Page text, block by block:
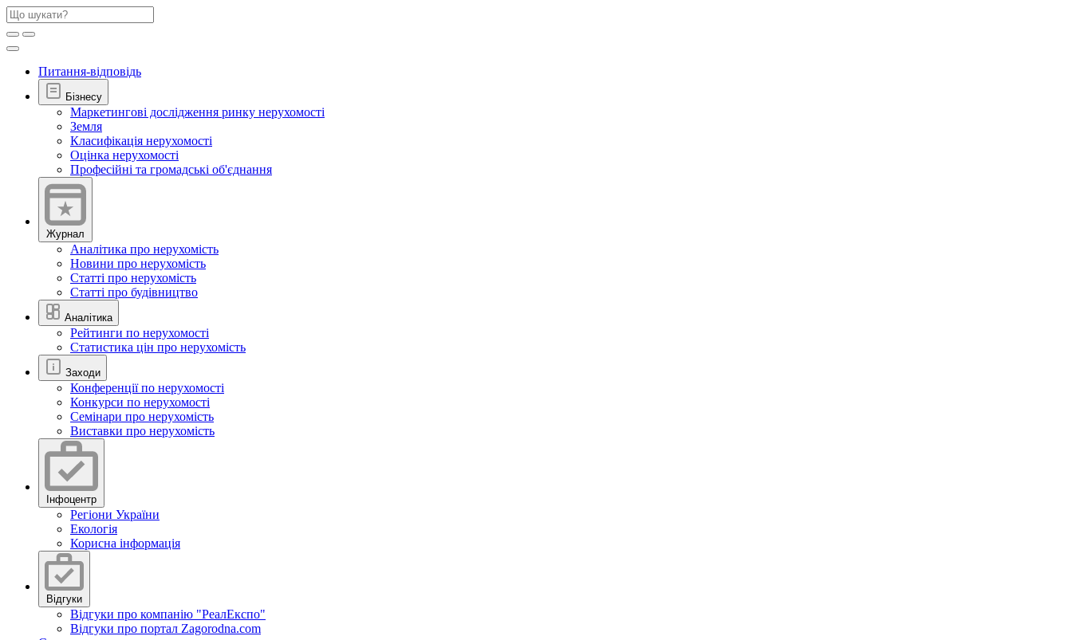
Питання-відповідь
Бізнесу
Маркетингові дослідження ринку нерухомості
Земля
Класифікація нерухомості
Оцінка нерухомості
Професійні та громадські об'єднання
Журнал
Аналітика про нерухомість
Новини про нерухомість
Статті про нерухомість
Статті про будівництво
Аналітика
Рейтинги по нерухомості
Статистика цін про нерухомість
Заходи
Конференції по нерухомості
Конкурси по нерухомості
Семінари про нерухомість
Виставки про нерухомість
Інфоцентр
Регіони України
Екологія
Корисна інформація
Відгуки
Відгуки про компанію "РеалЕкспо"
Відгуки про портал Zagorodna.com